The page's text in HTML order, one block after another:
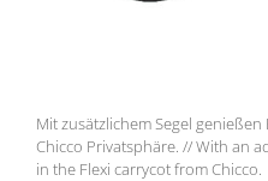
Mit zusätzlichem Segel
Chicco Privatsphäre. // With an
in the Flexi carrycot from Chicco.